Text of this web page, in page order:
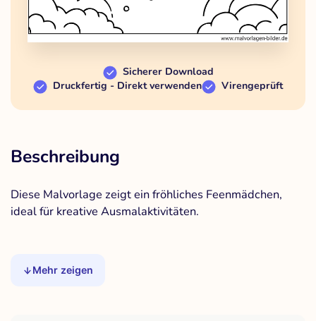
Sicherer Download
Druckfertig - Direkt verwenden
Virengeprüft
Beschreibung
Diese Malvorlage zeigt ein fröhliches Feenmädchen,
ideal für kreative Ausmalaktivitäten.
Mehr zeigen